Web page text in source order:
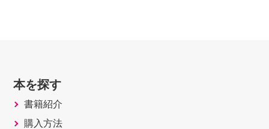
本を探す
書籍紹介
購入方法